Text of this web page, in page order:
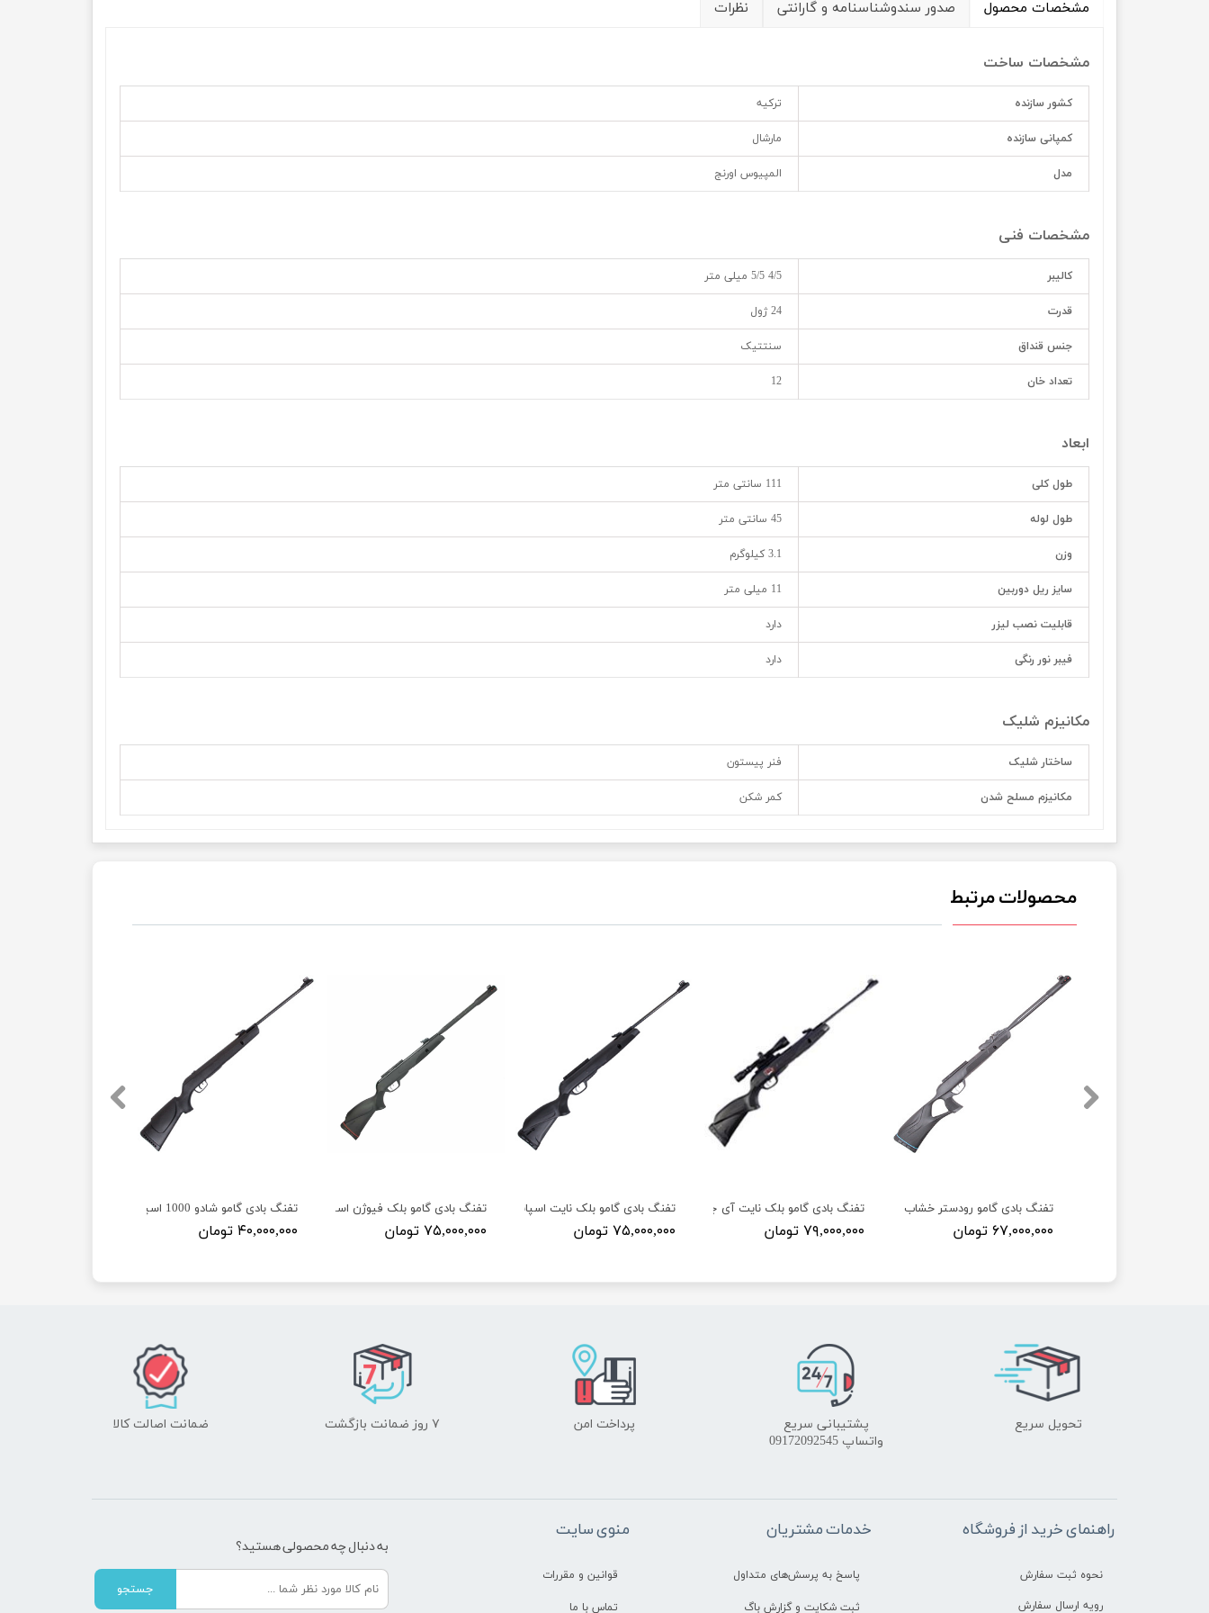
مشخصات محصول صدور سندوشناسنامه و گارانتی نظرات
مشخصات ساخت
کشور سازنده ترکیه
کمپانی سازنده مارشال
مدل المپیوس اورنج
مشخصات فنی
کالیبر 4/5 5/5 میلی متر
قدرت 24 ژول
جنس قنداق سنتتیک
تعداد خان 12
ابعاد
طول کلی 111 سانتی متر
طول لوله 45 سانتی متر
وزن 3.1 کیلوگرم
سایز ریل دوربین 11 میلی متر
قابلیت نصب لیزر دارد
فیبر نور رنگی دارد
مکانیزم شلیک
ساختار شلیک فنر پیستون
مکانیزم مسلح شدن کمر شکن
محصولات مرتبط
تفنگ بادی گامو شادو 1000 اسپانیا آکبند
۴۰,۰۰۰,۰۰۰ تومان
تفنگ بادی گامو بلک فیوژن اسپانیا آکبند
۷۵,۰۰۰,۰۰۰ تومان
تفنگ بادی گامو بلک نایت اسپانیا آکبند
۷۵,۰۰۰,۰۰۰ تومان
تفنگ بادی گامو بلک نایت آی جی تی با دوربین
۷۹,۰۰۰,۰۰۰ تومان
تفنگ بادی گامو رودستر خشاب خور آی جی تی 10 ایکس جن 2 اسپانیا آکبند
۶۷,۰۰۰,۰۰۰ تومان
گامو ویسپر ایکس اسپانیا آکبند
تحویل سریع
پشتیبانی سریع
واتساپ 09172092545
پرداخت امن ۷ روز ضمانت بازگشت ضمانت اصالت کالا
راهنمای خرید از فروشگاه
نحوه ثبت سفارش
رویه ارسال سفارش
خدمات مشتریان
پاسخ به پرسش‌های متداول
ثبت شکایت و گزارش باگ
منوی سایت
قوانین و مقررات
تماس با ما
به دنبال چه محصولی هستید؟
جستجو